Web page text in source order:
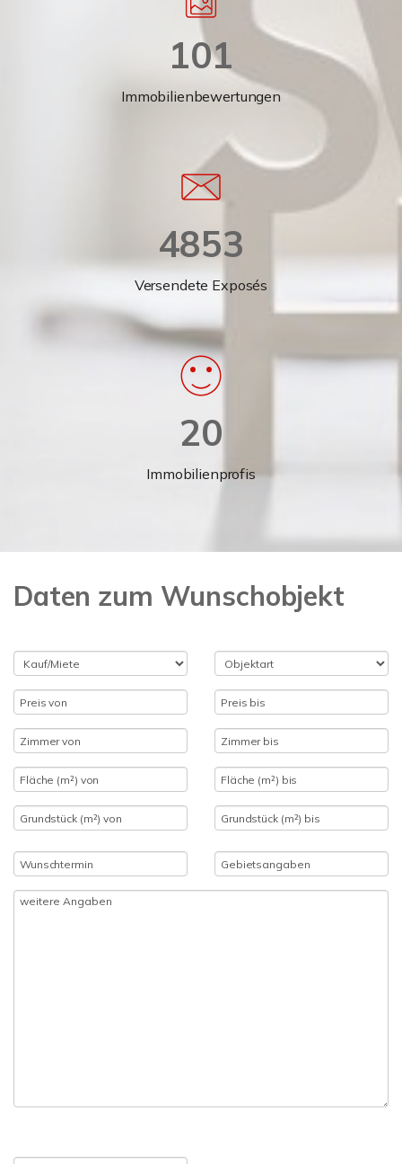
101
Immobilienbewertungen
4853
Versendete Exposés
20
Immobilienprofis
Daten zum Wunschobjekt